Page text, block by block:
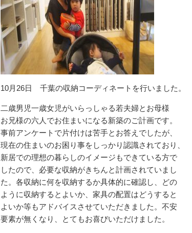
10月26日 千葉の収納コーディネートを行いました。
二歳男児一歳女児がいらっしゃる若夫婦とお母様
お兄様の六人でお住まいになる新築のご計画です。
事前アンケートで片付けは苦手とお答えでしたが、
現在の住まいのお困り事をしっかり認識されており、
新居での理想の暮らしのイメージもできている方で
したので、必要な収納がきちんと計画されていまし
た。各収納に何を収納するか具体的に確認し、どの
ように収納するとよいか、家具の配置はどうすると
よいか等もアドバイスさせていただきました。不安
要素が無くなり、とてもお喜びいただけました。